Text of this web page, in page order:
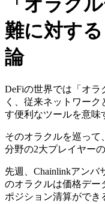
難に対す
論
DeFiの世界では「オ
く、従来ネットワー
す便利なツールを意味
そのオラクルを巡って
分野の2大プレイヤー
先週、Chainlinkアンバ
のオラクルは価格デー
ポジション清算ができ